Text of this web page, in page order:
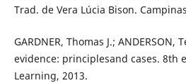
Trad. de Vera Lúcia Bison.
GARDNER, Thomas J.; ANDERSON,
evidence: principlesand cases. 8th
Learning, 2013.